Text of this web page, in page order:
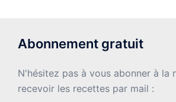
Abonnement gratuit
N'hésitez pas à vous abonner à la
recevoir les recettes par mail :